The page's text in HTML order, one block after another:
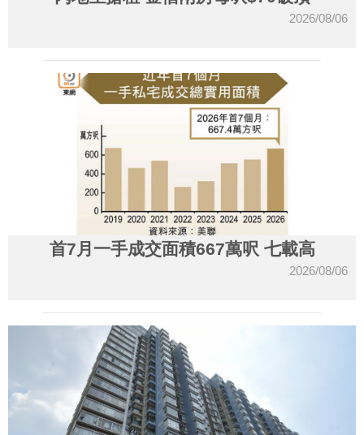
2026/08/06
首7月一手成交面積667萬呎 七載高
2026/08/06